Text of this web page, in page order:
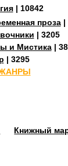
| 10842
проза|
| 3205
и Мистика|
| 3295
Книжный